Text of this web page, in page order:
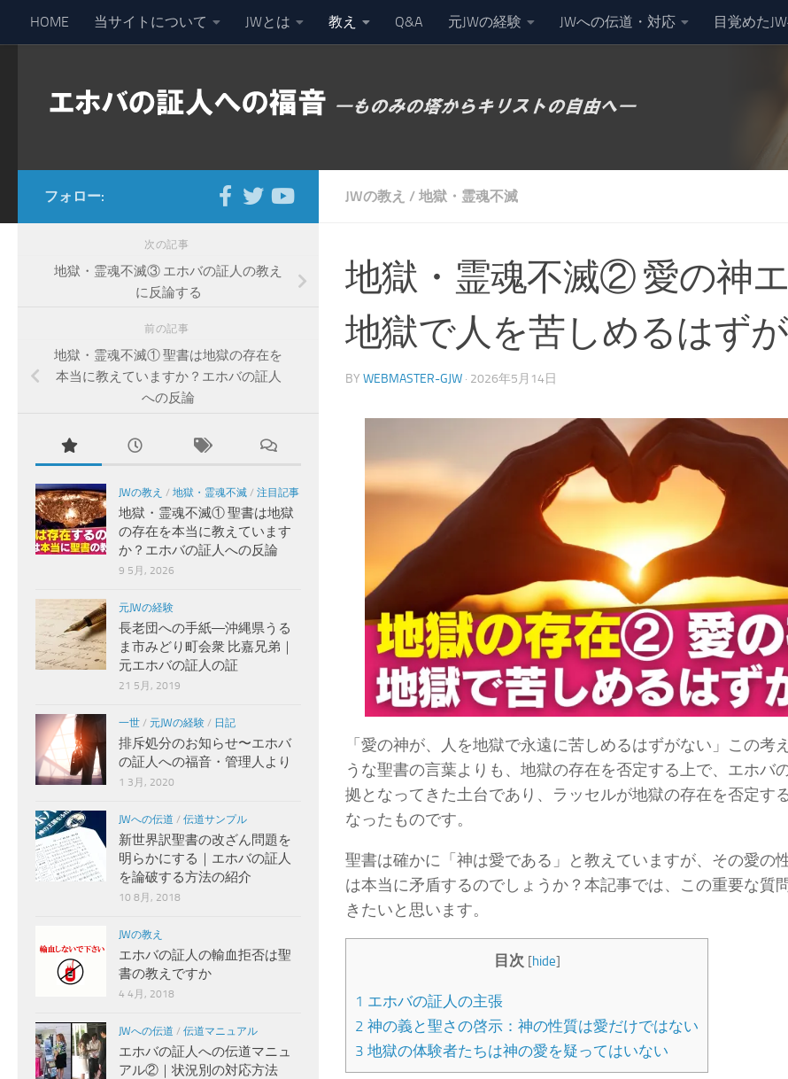
コンテンツへスキップ
HOME 当サイトについて JWとは 教え Q&A 元JWの経験 JWへの伝道・対応 目覚めた
JWの教え / 地獄・霊魂不滅
地獄・霊魂不滅② 愛の神
地獄で人を苦しめるはず
BY WEBMASTER-GJW · 2026年5月14日
「愛の神が、人を地獄で永遠に苦しめるはずがない」この考
うな聖書の言葉よりも、地獄の存在を否定する上で、エホバ
拠となってきた土台であり、ラッセルが地獄の存在を否定す
なったものです。
聖書は確かに「神は愛である」と教えていますが、その愛の
は本当に矛盾するのでしょうか？本記事では、この重要な質
きたいと思います。
目次 [hide]
1 エホバの証人の主張
2 神の義と聖さの啓示：神の性質は愛だけではない
3 地獄の体験者たちは神の愛を疑ってはいない
フォロー:
次の記事
地獄・霊魂不滅③ エホバの証人の教え
に反論する
前の記事
地獄・霊魂不滅① 聖書は地獄の存在を
本当に教えていますか？エホバの証人
への反論
JWの教え / 地獄・霊魂不滅 / 注目記事
地獄・霊魂不滅① 聖書は地獄
の存在を本当に教えています
か？エホバの証人への反論
9 5月, 2026
元JWの経験
長老団への手紙―沖縄県うる
ま市みどり町会衆 比嘉兄弟｜
元エホバの証人の証
21 5月, 2019
一世 / 元JWの経験 / 日記
排斥処分のお知らせ〜エホバ
の証人への福音・管理人より
1 3月, 2020
JWへの伝道 / 伝道サンプル
新世界訳聖書の改ざん問題を
明らかにする｜エホバの証人
を論破する方法の紹介
10 8月, 2018
JWの教え
エホバの証人の輸血拒否は聖
書の教えですか
4 4月, 2018
JWへの伝道 / 伝道マニュアル
エホバの証人への伝道マニュ
アル②｜状況別の対応方法